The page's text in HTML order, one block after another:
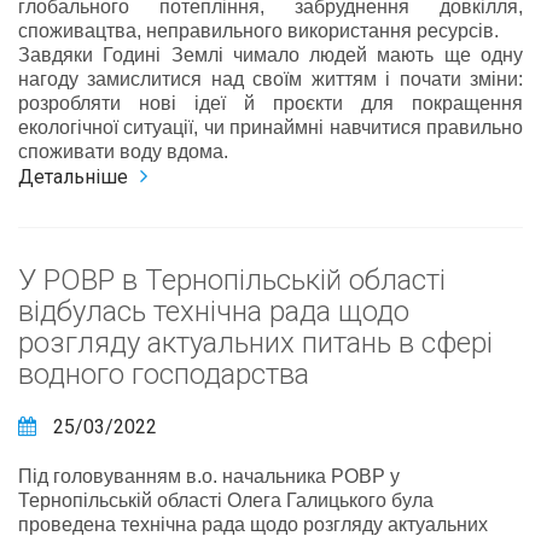
глобального потепління, забруднення довкілля,
споживацтва, неправильного використання ресурсів.
Завдяки Годині Землі чимало людей мають ще одну
нагоду замислитися над своїм життям і почати зміни:
розробляти нові ідеї й проєкти для покращення
екологічної ситуації, чи принаймні навчитися правильно
споживати воду вдома.
Детальніше
У РОВР в Тернопільській області
відбулась технічна рада щодо
розгляду актуальних питань в сфері
водного господарства
25/03/2022
Під головуванням в.о. начальника РОВР у
Тернопільській області Олега Галицького була
проведена технічна рада щодо розгляду актуальних